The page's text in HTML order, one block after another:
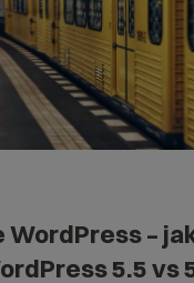
WordPress –
5.5 vs